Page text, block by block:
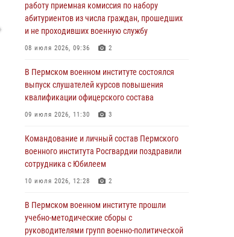
В Пермском военном институте на кафедре
тактики служебно-боевого применения войск
Федерации проводится выставка,
10 июля 2026, 14:30 8
военного института Росгвардии поздравили
10 июля 2026, 12:28 2
выпуск слушателей курсов повышения
09 июля 2026, 11:30 3
работу приемная комиссия по набору
абитуриентов из числа граждан, прошедших
и не проходивших военную службу
08 июля 2026, 09:36 2
В Пермском военном институте состоялся
выпуск слушателей курсов повышения
квалификации офицерского состава
09 июля 2026, 11:30 3
Командование и личный состав Пермского
военного института Росгвардии поздравили
сотрудника с Юбилеем
10 июля 2026, 12:28 2
В Пермском военном институте прошли
учебно-методические сборы с
руководителями групп военно-политической